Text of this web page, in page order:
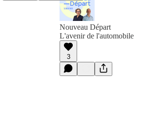
Nouveau Départ
L'avenir de l'automobile
3